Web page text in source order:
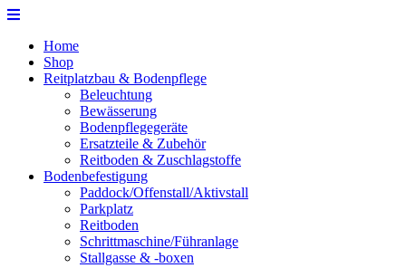
Home
Shop
Reitplatzbau & Bodenpflege
Beleuchtung
Bewässerung
Bodenpflegegeräte
Ersatzteile & Zubehör
Reitboden & Zuschlagstoffe
Bodenbefestigung
Paddock/Offenstall/Aktivstall
Parkplatz
Reitboden
Schrittmaschine/Führanlage
Stallgasse & -boxen